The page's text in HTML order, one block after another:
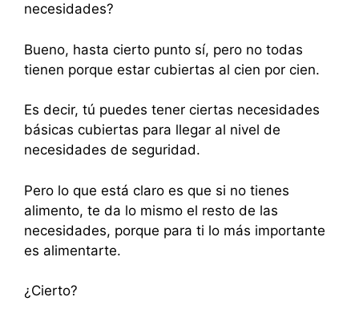
necesidades?
Bueno, hasta cierto punto sí, pero no todas
tienen porque estar cubiertas al cien por cien.
Es decir, tú puedes tener ciertas necesidades
básicas cubiertas para llegar al nivel de
necesidades de seguridad.
Pero lo que está claro es que si no tienes
alimento, te da lo mismo el resto de las
necesidades, porque para ti lo más importante
es alimentarte.
¿Cierto?